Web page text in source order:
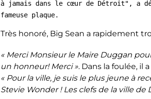
à jamais dans le cœur de Détroit", a
fameuse plaque.
Très honoré, Big Sean a rapidement
« Merci Monsieur le Maire Duggan
un honneur! Merci ». Dans la foulée, il
« Pour la ville, je suis le plus jeune à
Stevie Wonder ! Les clefs de la ville de